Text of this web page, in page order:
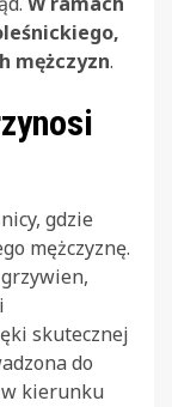
mężczyzn.
gdzie
mężczyznę.
skutecznej
do
w kierunku